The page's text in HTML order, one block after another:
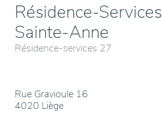
Résidence-Services
Sainte-Anne
Résidence-services 27
Rue Gravioule 16
4020 Liège